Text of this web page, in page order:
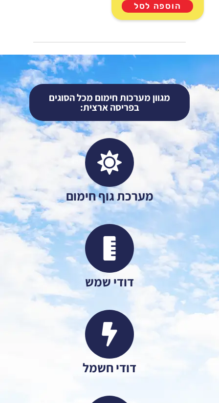
הוספה לסל
מגוון מערכות חימום מכל הסוגים
בפריסה ארצית:
מערכת גוף חימום
דודי שמש
דודי חשמל